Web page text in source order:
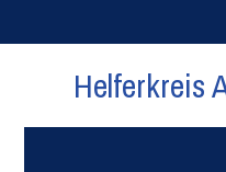
Helferkreis